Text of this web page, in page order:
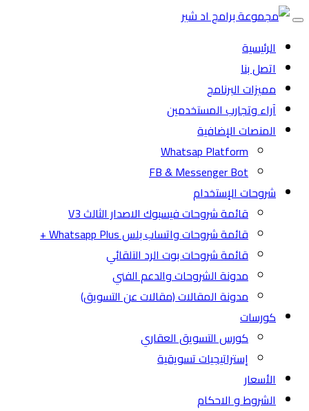
Toggle
الرئيسية
اتصل بنا
مميزات البرنامج
آراء وتجارب المستخدمين
المنصات الإضافية
Whatsap Platform
FB & Messenger Bot
شروحات الإستخدام
قائمة شروحات فيسبوك الاصدار الثالث V3
قائمة شروحات واتساب بلس Whatsapp Plus +
قائمة شروحات بوت الرد التلقائي
مدونة الشروحات والدعم الفني
مدونة المقالات (مقالات عن التسويق)
كورسات
كورس التسويق العقاري
إستراتيجيات تسويقية
الأسعار
الشروط و الاحكام